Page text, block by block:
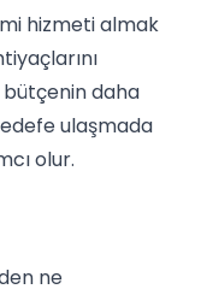
hizmeti almak
daha
ulaşmada
olur.
ne